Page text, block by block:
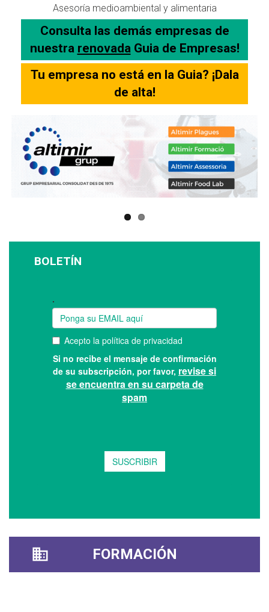
Asesoría medioambiental y alimentaria
Consulta las demás empresas de
nuestra renovadaGuia de Empresas!
Tu empresa no está en la Guia? ¡Dala
de alta!
BOLETÍN
FORMACIÓN